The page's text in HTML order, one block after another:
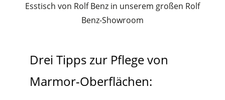
Esstisch von Rolf Benz in unserem großen Rolf
Benz-Showroom
Drei Tipps zur Pflege von
Marmor-Oberflächen: